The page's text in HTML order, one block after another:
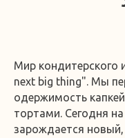
Мир кондитерского
next big thing". Мы
одержимость
тортами. Сегодня
зарождается новый,